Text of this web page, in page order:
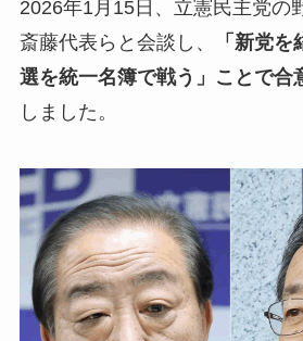
2026年1月15日、立憲民主党の
斎藤代表らと会談し、
「新党
選を統一名簿で戦う」ことで合
しました。